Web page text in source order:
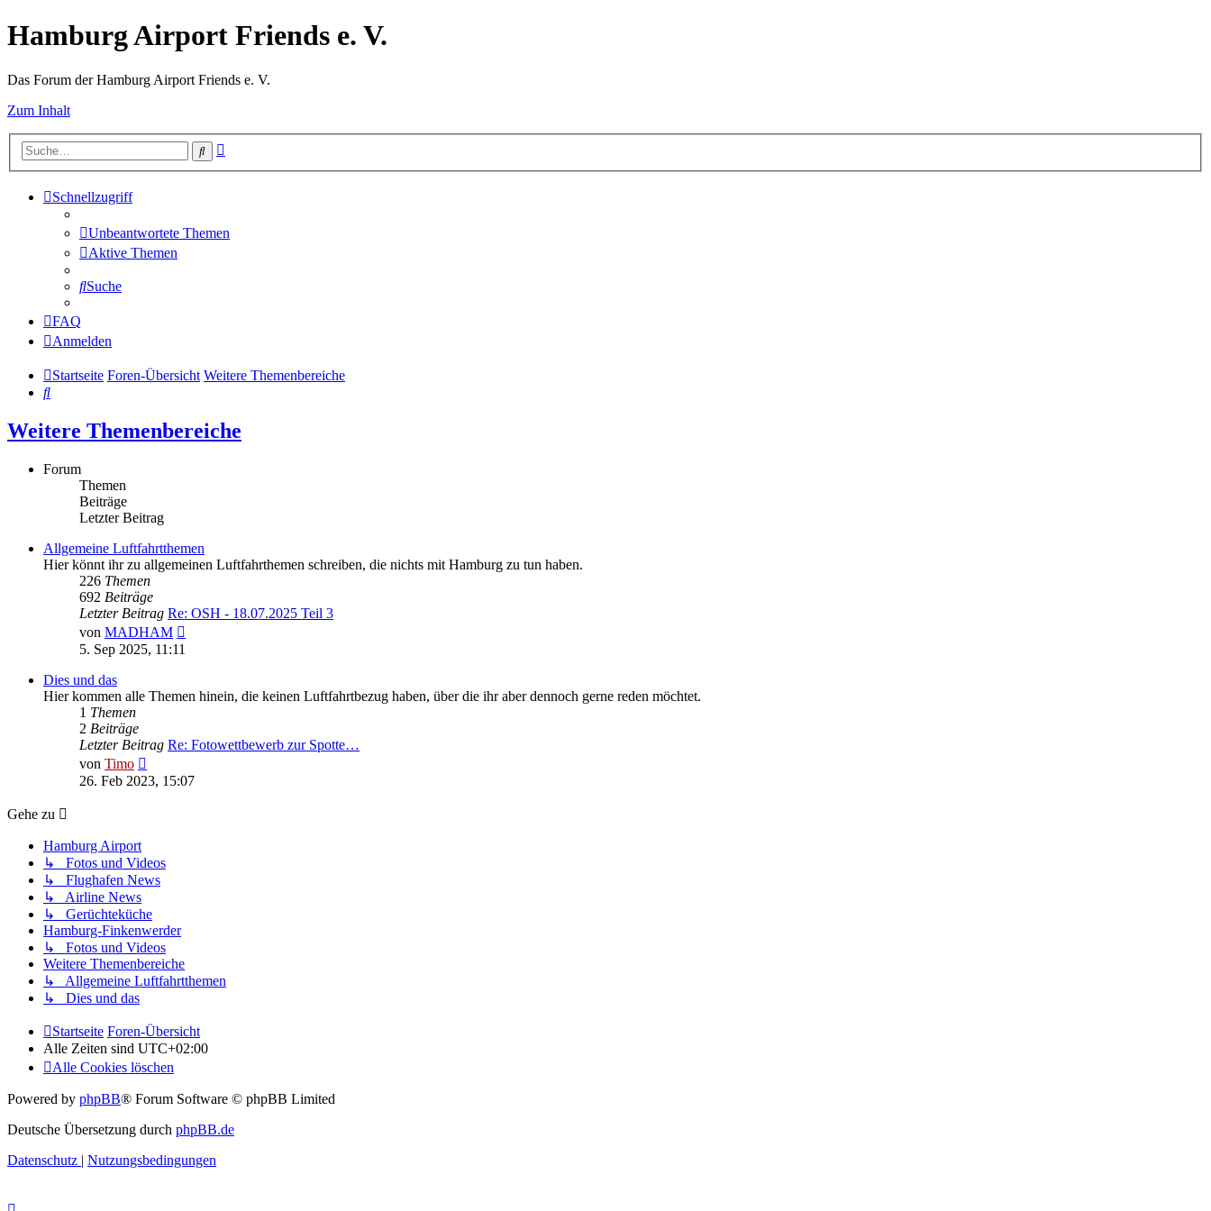
Hamburg Airport Friends e. V.
Das Forum der Hamburg Airport Friends e. V.
Zum Inhalt
Suche
Schnellzugriff
Unbeantwortete Themen
Aktive Themen
Suche
FAQ
Anmelden
Startseite Foren-Übersicht Weitere Themenbereiche
Suche
Weitere Themenbereiche
Forum
Themen
Beiträge
Letzter Beitrag
Allgemeine Luftfahrtthemen
Hier könnt ihr zu allgemeinen Luftfahrthemen schreiben, die nichts mit Hamburg zu tun haben.
226 Themen
692 Beiträge
Letzter Beitrag Re: OSH - 18.07.2025 Teil 3
von MADHAM
5. Sep 2025, 11:11
Dies und das
Hier kommen alle Themen hinein, die keinen Luftfahrtbezug haben, über die ihr aber dennoch gerne reden möchtet.
1 Themen
2 Beiträge
Letzter Beitrag Re: Fotowettbewerb zur Spotte…
von Timo
Beitrag
26. Feb 2023, 15:07
Gehe zu
Hamburg Airport
↳ Fotos und Videos
↳ Flughafen News
↳ Airline News
↳ Gerüchteküche
Hamburg-Finkenwerder
↳ Fotos und Videos
Weitere Themenbereiche
↳ Allgemeine Luftfahrtthemen
↳ Dies und das
Startseite Foren-Übersicht
Alle Zeiten sind UTC+02:00
Alle Cookies löschen
Powered by phpBB® Forum Software © phpBB Limited
Deutsche Übersetzung durch phpBB.de
Datenschutz | Nutzungsbedingungen